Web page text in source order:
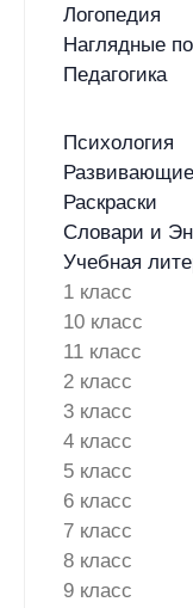
Логопедия
Наглядные
Педагогика
Психология
Раскраски
Словари и
Учебная
1 класс
10 класс
11 класс
2 класс
3 класс
4 класс
5 класс
6 класс
7 класс
8 класс
9 класс